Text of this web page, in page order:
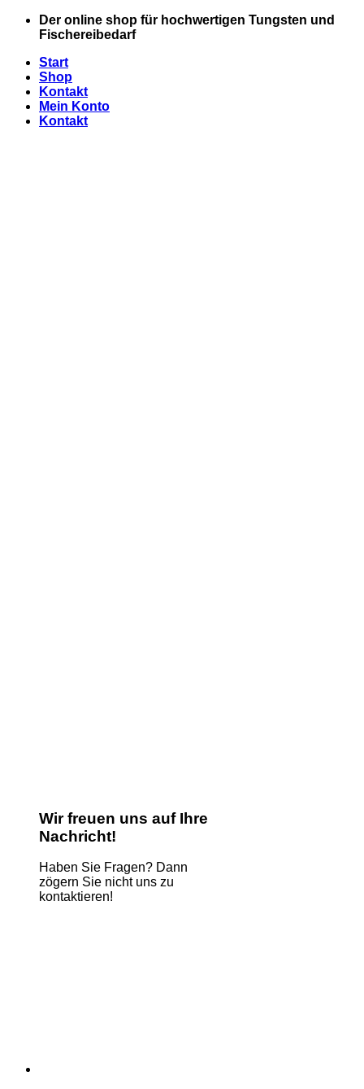
Zum
Der online shop für hochwertigen Tungsten und
Fischereibedarf
Start
Shop
Kontakt
Mein Konto
Kontakt
Wir freuen uns auf Ihre
Nachricht!
Haben Sie Fragen? Dann
zögern Sie nicht uns zu
kontaktieren!